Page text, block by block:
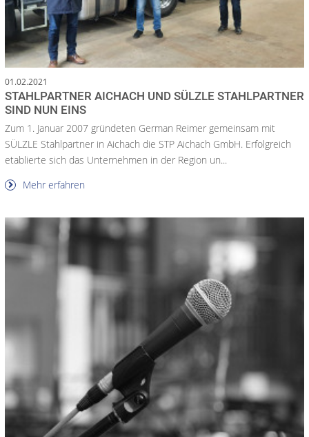
01.02.2021
STAHLPARTNER AICHACH UND SÜLZLE STAHLPARTNER
SIND NUN EINS
Zum 1. Januar 2007 gründeten German Reimer gemeinsam mit
SÜLZLE Stahlpartner in Aichach die STP Aichach GmbH. Erfolgreich
etablierte sich das Unternehmen in der Region un...
Mehr erfahren